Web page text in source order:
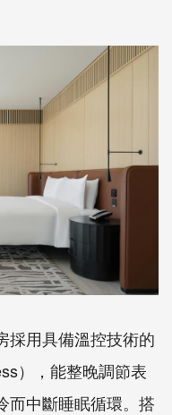
採用具備溫控技術的
），能整晚調節表
而中斷睡眠循環。搭